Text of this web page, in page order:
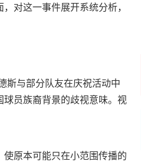
对这一事件展开系统分析，
斯与部分队友在庆祝活动中
员族裔背景的歧视意味。视
原本可能只在小范围传播的